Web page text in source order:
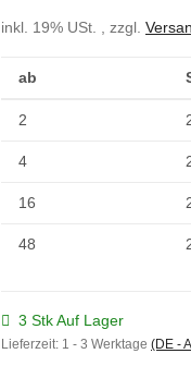
inkl. 19% USt. , zzgl.
ab
2
4
16
48
3 Stk Auf Lager
Lieferzeit: 1 - 3 Werktage (DE -